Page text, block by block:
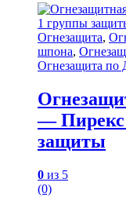
Огнезащита,
шпона,
Огнезащита
— Пирекс
защиты
0 из 5
(0)